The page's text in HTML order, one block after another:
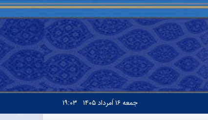
جمعه۱۶ اَمرداد ۱۴۰۵ ۱۹:۰۳